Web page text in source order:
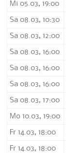
Mi 05.03, 19:00
Sa 08.03, 10:30
Sa 08.03, 12:00
Sa 08.03, 16:00
Sa 08.03, 16:00
Sa 08.03, 16:00
Sa 08.03, 17:00
Mo 10.03, 19:00
Fr 14.03, 18:00
Fr 14.03, 18:00